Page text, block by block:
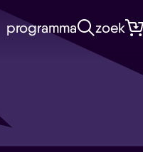
programma zoek